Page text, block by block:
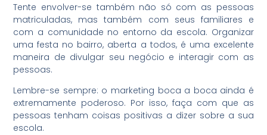
Tente envolver-se também não só com as pessoas
matriculadas, mas também com seus familiares e
com a comunidade no entorno da escola. Organizar
uma festa no bairro, aberta a todos, é uma excelente
maneira de divulgar seu negócio e interagir com as
pessoas.
Lembre-se sempre: o marketing boca a boca ainda é
extremamente poderoso. Por isso, faça com que as
pessoas tenham coisas positivas a dizer sobre a sua
escola.